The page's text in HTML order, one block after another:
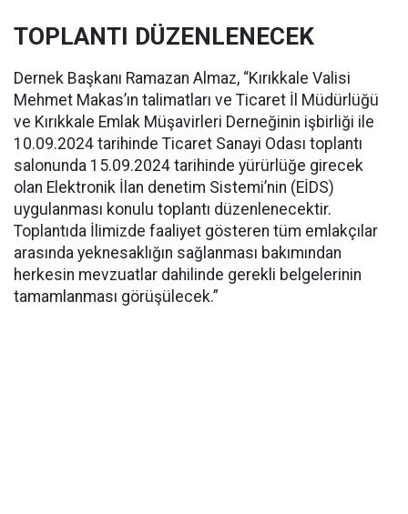
TOPLANTI DÜZENLENECEK
Dernek Başkanı Ramazan Almaz, “Kırıkkale Valisi
Mehmet Makas’ın talimatları ve Ticaret İl Müdürlüğü
ve Kırıkkale Emlak Müşavirleri Derneğinin işbirliği ile
10.09.2024 tarihinde Ticaret Sanayi Odası toplantı
salonunda 15.09.2024 tarihinde yürürlüğe girecek
olan Elektronik İlan denetim Sistemi’nin (EİDS)
uygulanması konulu toplantı düzenlenecektir.
Toplantıda İlimizde faaliyet gösteren tüm emlakçılar
arasında yeknesaklığın sağlanması bakımından
herkesin mevzuatlar dahilinde gerekli belgelerinin
tamamlanması görüşülecek.”